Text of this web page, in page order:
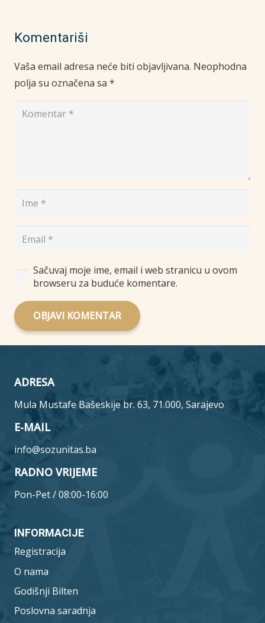
Komentariši
Vaša email adresa neće biti objavljivana. Neophodna
polja su označena sa *
Sačuvaj moje ime, email i web stranicu u ovom
browseru za buduće komentare.
OBJAVI KOMENTAR
ADRESA
Mula Mustafe Bašeskije br. 63, 71.000, Sarajevo
E-MAIL
info@sozunitas.ba
RADNO VRIJEME
Pon-Pet / 08:00-16:00
INFORMACIJE
Registracija
O nama
Godišnji Bilten
Poslovna saradnja